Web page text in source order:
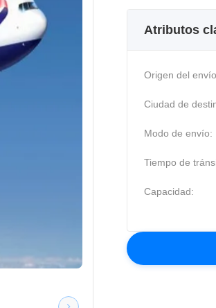
Atributos
Origen del
Ciudad de
Modo de envío:
Tiempo de
Capacidad: